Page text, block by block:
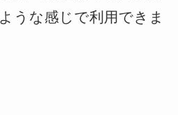
うな感じで利用できま